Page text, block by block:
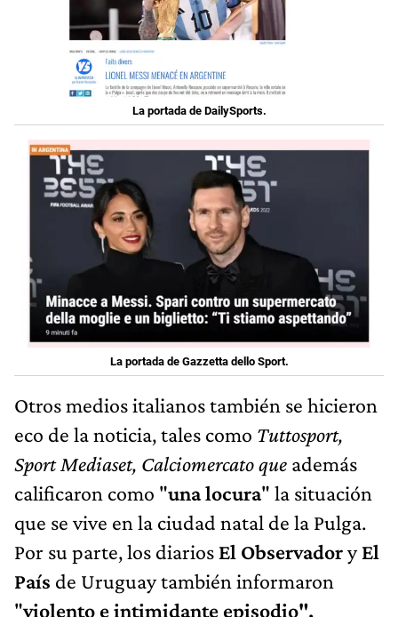
La portada de DailySports.
La portada de Gazzetta dello Sport.
Otros medios italianos también se hicieron
eco de la noticia, tales como Tuttosport,
Sport Mediaset, Calciomercato que además
calificaron como "una locura" la situación
que se vive en la ciudad natal de la Pulga.
Por su parte, los diarios El ObservadoryEl
País de Uruguay también informaron
"violento e intimidante episodio",